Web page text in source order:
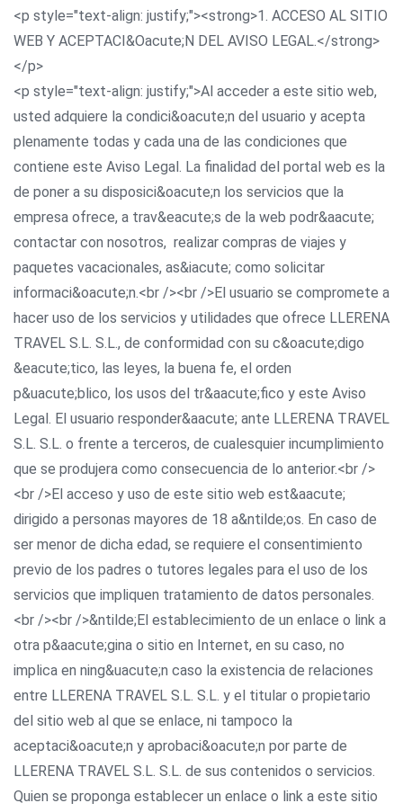
<p style="text-align: justify;"><strong>1. ACCESO AL SITIO
WEB Y ACEPTACI&Oacute;N DEL AVISO LEGAL.</strong>
</p>
<p style="text-align: justify;">Al acceder a este sitio web,
usted adquiere la condici&oacute;n del usuario y acepta
plenamente todas y cada una de las condiciones que
contiene este Aviso Legal. La finalidad del portal web es la
de poner a su disposici&oacute;n los servicios que la
empresa ofrece, a trav&eacute;s de la web podr&aacute;
contactar con nosotros, realizar compras de viajes y
paquetes vacacionales, as&iacute; como solicitar
informaci&oacute;n.<br /><br />El usuario se compromete a
hacer uso de los servicios y utilidades que ofrece LLERENA
TRAVEL S.L. S.L., de conformidad con su c&oacute;digo
&eacute;tico, las leyes, la buena fe, el orden
p&uacute;blico, los usos del tr&aacute;fico y este Aviso
Legal. El usuario responder&aacute; ante LLERENA TRAVEL
S.L. S.L. o frente a terceros, de cualesquier incumplimiento
que se produjera como consecuencia de lo anterior.<br />
<br />El acceso y uso de este sitio web est&aacute;
dirigido a personas mayores de 18 a&ntilde;os. En caso de
ser menor de dicha edad, se requiere el consentimiento
previo de los padres o tutores legales para el uso de los
servicios que impliquen tratamiento de datos personales.
<br /><br />&ntilde;El establecimiento de un enlace o link a
otra p&aacute;gina o sitio en Internet, en su caso, no
implica en ning&uacute;n caso la existencia de relaciones
entre LLERENA TRAVEL S.L. S.L. y el titular o propietario
del sitio web al que se enlace, ni tampoco la
aceptaci&oacute;n y aprobaci&oacute;n por parte de
LLERENA TRAVEL S.L. S.L. de sus contenidos o servicios.
Quien se proponga establecer un enlace o link a este sitio